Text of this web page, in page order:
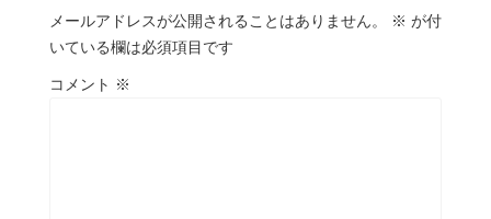
メールアドレスが公開されることはありません。 ※ が付
いている欄は必須項目です
コメント ※